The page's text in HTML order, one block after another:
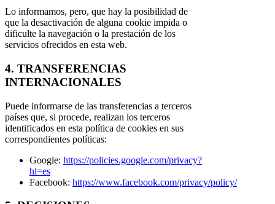
Lo informamos, pero, que hay la posibilidad de
que la desactivación de alguna cookie impida o
dificulte la navegación o la prestación de los
servicios ofrecidos en esta web.
4. TRANSFERENCIAS
INTERNACIONALES
Puede informarse de las transferencias a terceros
países que, si procede, realizan los terceros
identificados en esta política de cookies en sus
correspondientes políticas:
Google: https://policies.google.com/privacy?
hl=es
Facebook: https://www.facebook.com/privacy/policy/